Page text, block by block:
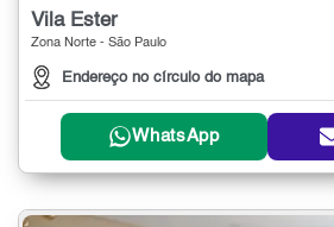
Vila Ester
Zona Norte - São Paulo
Endereço no círculo do mapa
WhatsApp